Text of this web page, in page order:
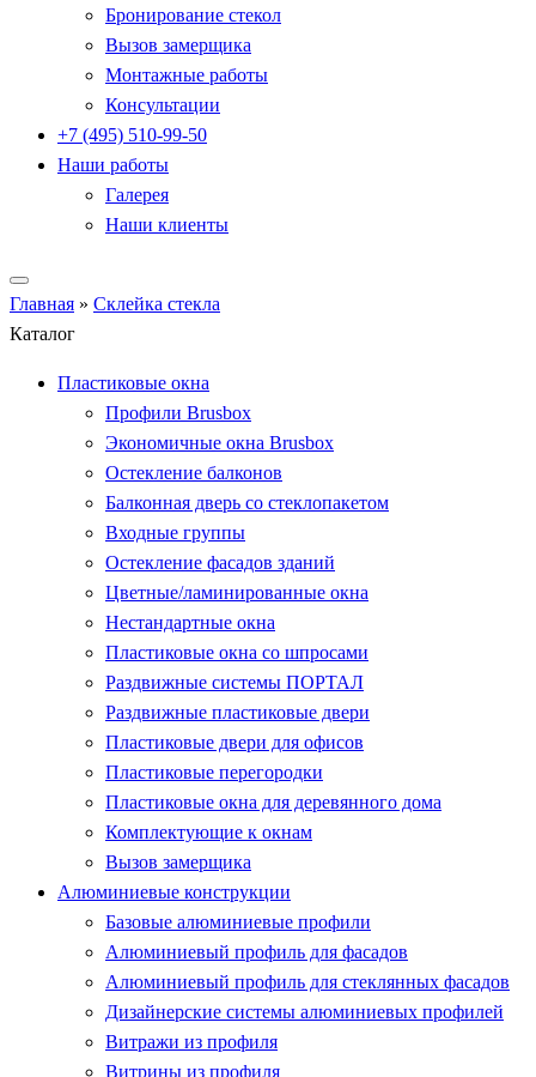
Бронирование стекол
Вызов замерщика
Монтажные работы
Консультации
+7 (495) 510-99-50
Наши работы
Галерея
Наши клиенты
Главная » Склейка стекла
Каталог
Пластиковые окна
Профили Brusbox
Экономичные окна Brusbox
Остекление балконов
Балконная дверь со стеклопакетом
Входные группы
Остекление фасадов зданий
Цветные/ламинированные окна
Нестандартные окна
Пластиковые окна со шпросами
Раздвижные системы ПОРТАЛ
Раздвижные пластиковые двери
Пластиковые двери для офисов
Пластиковые перегородки
Пластиковые окна для деревянного дома
Комплектующие к окнам
Вызов замерщика
Алюминиевые конструкции
Базовые алюминиевые профили
Алюминиевый профиль для фасадов
Алюминиевый профиль для стеклянных фасадов
Дизайнерские системы алюминиевых профилей
Витражи из профиля
Витрины из профиля